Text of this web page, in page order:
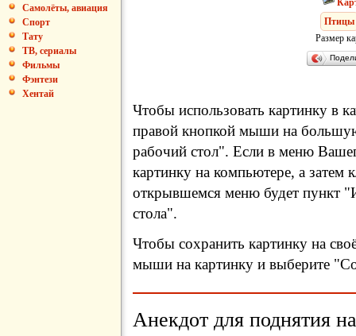
Самолёты, авиация
Спорт
Тату
ТВ, сериалы
Фильмы
Фэнтези
Хентай
Птицы
Размер
Чтобы использовать картинку в
правой кнопкой мыши на
рабочий стол". Если в меню
картинку на компьютере, а затем
открывшемся меню будет пункт
стола".
Чтобы сохранить картинку на
мыши на картинку и выберите
Анекдот для поднятия